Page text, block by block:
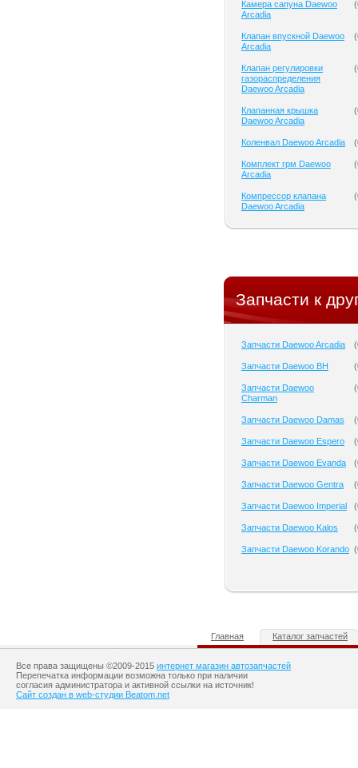
Камера сапуна Daewoo
Arcadia
(
Клапан впускной Daewoo
Arcadia
(
Клапан регулировки
газораспределения
Daewoo Arcadia
(
Клапанная крышка
Daewoo Arcadia
(
Коленвал Daewoo Arcadia (
Комплект грм Daewoo
Arcadia
(
Компрессор клапана
Daewoo Arcadia
(
Запчасти к
Запчасти Daewoo Arcadia (
Запчасти Daewoo BH (
Запчасти Daewoo
Charman
(
Запчасти Daewoo Damas (
Запчасти Daewoo Espero (
Запчасти Daewoo Evanda (
Запчасти Daewoo Gentra (
Запчасти Daewoo Imperial (
Запчасти Daewoo Kalos (
Запчасти Daewoo Korando (
Главная Каталог запчастей
Все права защищены ©2009-2015 интернет магазин автозапчастей
Перепечатка информации возможна только при наличии
согласия администратора и активной ссылки на источник!
Сайт создан в web-студии Beatom.net